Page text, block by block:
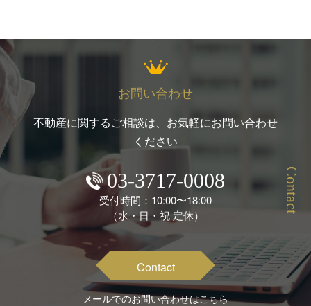
Contact
お問い合わせ
不動産に関するご相談は、お気軽にお問い合わせ
ください
03-3717-0008
受付時間：10:00〜18:00
（水・日・祝 定休）
Contact
メールでのお問い合わせはこちら